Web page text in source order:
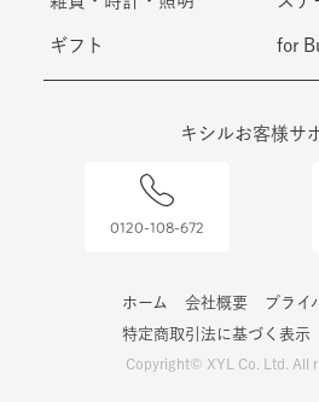
ギフト for
キシルお客様サ
0120-108-672
ホーム 会社概要
プライ
特定商取引法に基づく表示
Copyright© XYL Co. Ltd. All